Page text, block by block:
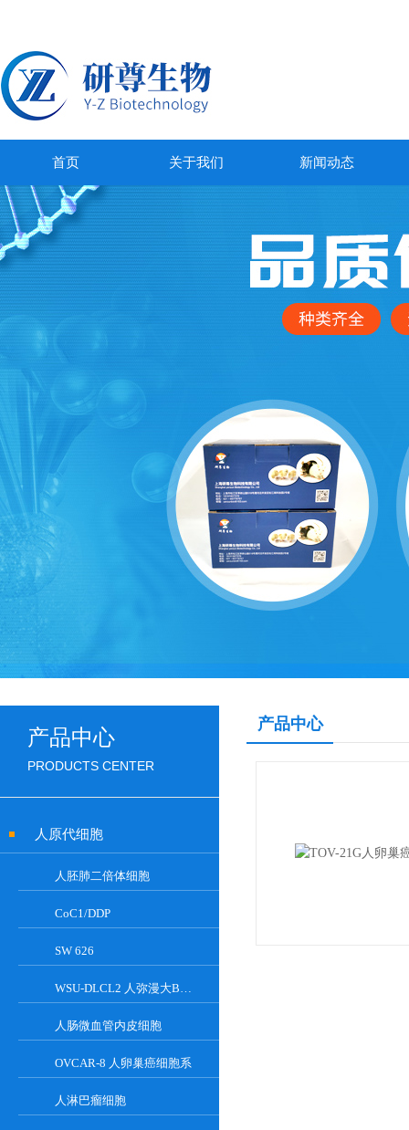
首页 关于我们 新闻动态
产品中心
PRODUCTS CENTER
人原代细胞
人胚肺二倍体细胞
CoC1/DDP
SW 626
WSU-DLCL2 人弥漫大B淋巴瘤细胞系
人肠微血管内皮细胞
OVCAR-8 人卵巢癌细胞系
人淋巴瘤细胞
产品中心